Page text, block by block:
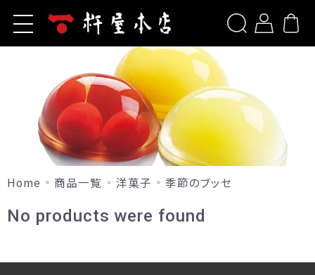
Home 商品一覧 洋菓子 季節のブッセ
No products were found
商品一覧
洋菓子
山形旬香菓
山形旬香菓(ラ・フランス)
生リップルパイ（店舗限定）
サポリ
新規会員登録
ログイン
杵屋本店とは
お問い合わせ
ご利用ガイド
包装について
よくあるご質問